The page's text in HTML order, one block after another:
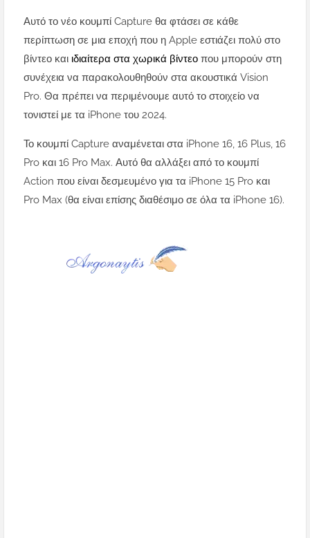
Αυτό το νέο κουμπί Capture θα φτάσει σε κάθε
περίπτωση σε μια εποχή που η Apple εστιάζει πολύ στο
βίντεο και ιδιαίτερα στα χωρικά βίντεο που μπορούν στη
συνέχεια να παρακολουθηθούν στα ακουστικά Vision
Pro. Θα πρέπει να περιμένουμε αυτό το στοιχείο να
τονιστεί με τα iPhone του 2024.
Το κουμπί Capture αναμένεται στα iPhone 16, 16 Plus, 16
Pro και 16 Pro Max. Αυτό θα αλλάξει από το κουμπί
Action που είναι δεσμευμένο για τα iPhone 15 Pro και
Pro Max (θα είναι επίσης διαθέσιμο σε όλα τα iPhone 16).